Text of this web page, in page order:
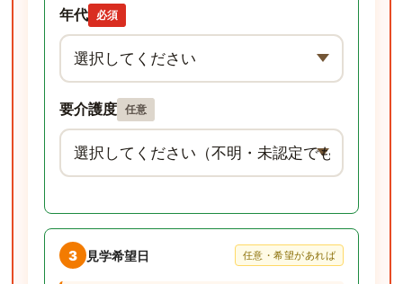
年代 必須
要介護度 任意
3 見学希望日 任意・希望があれば